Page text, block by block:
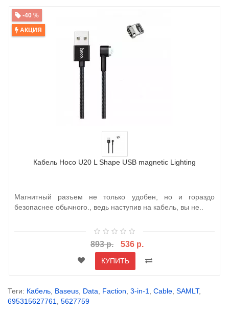
-40 %
АКЦИЯ
Кабель Hoco U20 L Shape USB magnetic Lighting
Магнитный разъем не только удобен, но и гораздо
безопаснее обычного., ведь наступив на кабель, вы не..
893 р. 536 р.
КУПИТЬ
Теги: Кабель Baseus Data Faction 3-in-1 Cable SAMLT,
695315627761
5627759